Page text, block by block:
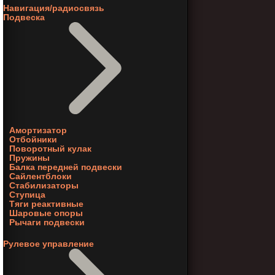
Навигация/радиосвязь
Подвеска
Амортизатор
Отбойники
Поворотный кулак
Пружины
Балка передней подвески
Сайлентблоки
Стабилизаторы
Ступица
Тяги реактивные
Шаровые опоры
Рычаги подвески
Рулевое управление